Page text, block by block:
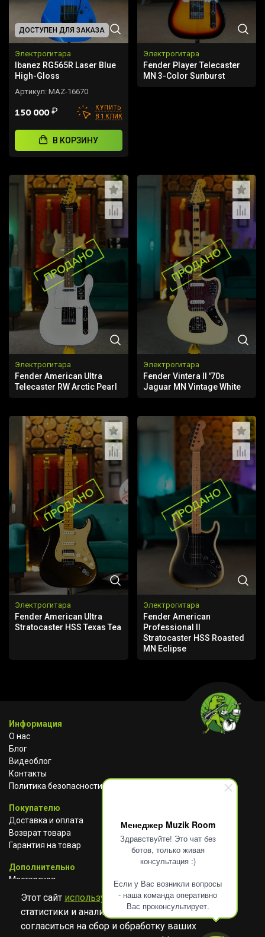
Менеджер Muzik Room
Здравствуйте! Это чат без
ботов, только живая
консультация :)
Если у Вас возникли вопросы
- наша команда оперативно
Вас проконсультирует.
ДОСТУПЕН ДЛЯ ЗАКАЗА
Электрогитара
Ibanez RG565R Laser Blue
High-Gloss
Артикул: MAZ-16670
150 000₽
КУПИТЬ
В 1 КЛИК
В КОРЗИНУ
Электрогитара
Fender Player Telecaster
MN 3-Color Sunburst
Электрогитара
Fender American Ultra
Telecaster RW Arctic Pearl
Электрогитара
Fender Vintera II '70s
Jaguar MN Vintage White
Электрогитара
Fender American Ultra
Stratocaster HSS Texas Tea
Электрогитара
Fender American
Professional II
Stratocaster HSS Roasted
MN Eclipse
Информация
О нас
Блог
Видеоблог
Контакты
Политика безопасности
Покупателю
Доставка и оплата
Возврат товара
Гарантия на товар
Дополнительно
Мастерская
Сотрудничество
АВИТО
TELEGRAM
Этот сайт использует cookies для сбора
статистики и анализа работы сайта. Просим
согласиться на сбор и обработку ваших